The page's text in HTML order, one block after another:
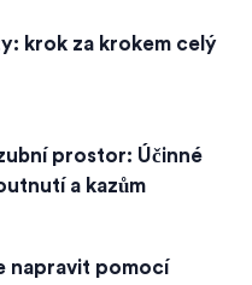
krok za krokem celý
prostor: Účinné
a kazům
napravit pomocí